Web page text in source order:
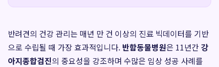
반려견의 건강 관리는 매년 만 건 이상의 진료 빅데이터를 기반
으로 수립될 때 가장 효과적입니다. 반함동물병원은 11년간강
아지종합검진의 중요성을 강조하며 수많은 임상 성공 사례를